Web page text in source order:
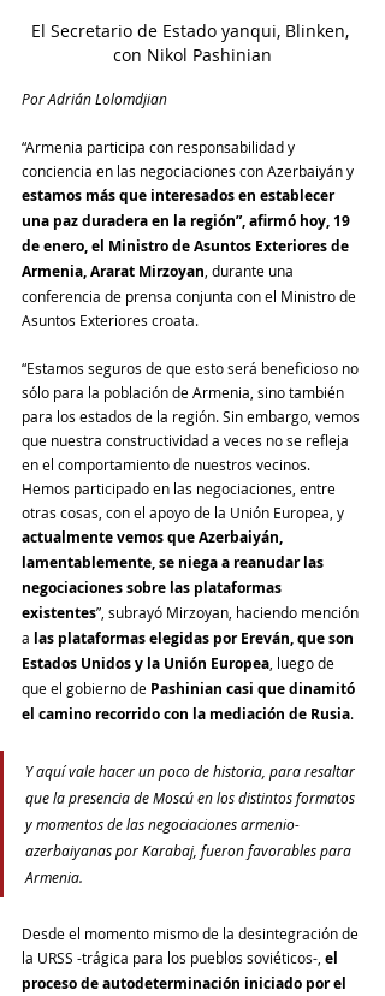
El Secretario de Estado yanqui, Blinken,
con Nikol Pashinian
Por Adrián Lolomdjian
“Armenia participa con responsabilidad y
conciencia en las negociaciones con Azerbaiyán y
estamos más que interesados en establecer
una paz duradera en la región”, afirmó hoy, 19
de enero, el Ministro de Asuntos Exteriores de
Armenia, Ararat Mirzoyan, durante una
conferencia de prensa conjunta con el Ministro de
Asuntos Exteriores croata.
“Estamos seguros de que esto será beneficioso no
sólo para la población de Armenia, sino también
para los estados de la región. Sin embargo, vemos
que nuestra constructividad a veces no se refleja
en el comportamiento de nuestros vecinos.
Hemos participado en las negociaciones, entre
otras cosas, con el apoyo de la Unión Europea, y
actualmente vemos que Azerbaiyán,
lamentablemente, se niega a reanudar las
negociaciones sobre las plataformas
existentes”, subrayó Mirzoyan, haciendo mención
a las plataformas elegidas por Ereván, que son
Estados Unidos y la Unión Europea, luego de
que el gobierno de Pashinian casi que dinamitó
el camino recorrido con la mediación de Rusia.
Y aquí vale hacer un poco de historia, para resaltar
que la presencia de Moscú en los distintos formatos
y momentos de las negociaciones armenio-
azerbaiyanas por Karabaj, fueron favorables para
Armenia.
Desde el momento mismo de la desintegración de
la URSS -trágica para los pueblos soviéticos-, el
proceso de autodeterminación iniciado por el